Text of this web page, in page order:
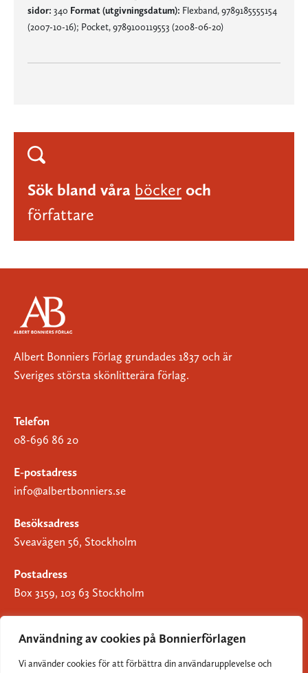
Användning av cookies på Bonnierförlagen
Vi använder cookies för att förbättra din användarupplevelse och
sidor: 340 Format (utgivningsdatum): Flexband, 9789185555154
(2007-10-16); Pocket, 9789100119553 (2008-06-20)
Sök bland våra böcker och
författare
Albert Bonniers Förlag grundades 1837 och är
Sveriges största skönlitterära förlag.
Telefon
08-696 86 20
E-postadress
info@albertbonniers.se
Besöksadress
Sveavägen 56, Stockholm
Postadress
Box 3159, 103 63 Stockholm
Om Bonnierförlagen